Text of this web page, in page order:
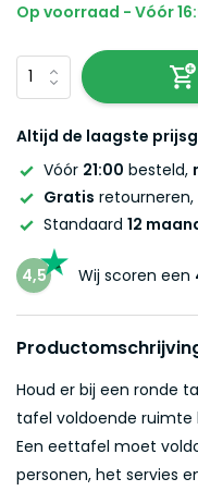
Op voorraad - Vóór
Altijd de laagste
Vóór 21:00 besteld,
Gratis retourneren,
Standaard 12
4,5 Wij scoren een
Houd er bij een ronde
tafel voldoende
Een eettafel moet
personen, het servies